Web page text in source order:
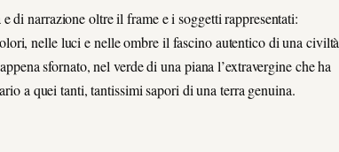
di narrazione oltre il frame e i soggetti rappresentati:
nelle luci e nelle ombre il fascino autentico di una civiltà
sfornato, nel verde di una piana l’extravergine che ha
a quei tanti, tantissimi sapori di una terra genuina.